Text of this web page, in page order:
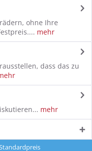
ohne Ihre
mehr
dass das zu
mehr